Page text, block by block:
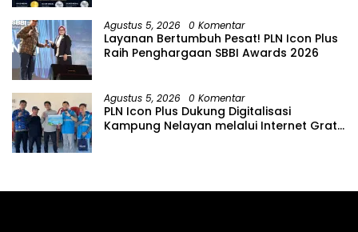
Agustus 5, 2026 0 Komentar
Layanan Bertumbuh Pesat! PLN Icon Plus
Raih Penghargaan SBBI Awards 2026
Agustus 5, 2026 0 Komentar
PLN Icon Plus Dukung Digitalisasi
Kampung Nelayan melalui Internet Gratis